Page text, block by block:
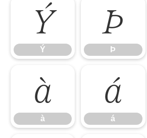
Ý
Ý
Þ
Þ
à
à
á
á